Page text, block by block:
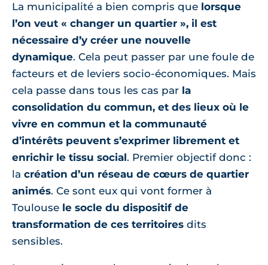
La municipalité a bien compris que lorsque
l’on veut « changer un quartier », il est
nécessaire d’y créer une nouvelle
dynamique. Cela peut passer par une foule de
facteurs et de leviers socio-économiques. Mais
cela passe dans tous les cas par la
consolidation du commun, et des lieux où le
vivre en commun et la communauté
d’intérêts peuvent s’exprimer librement et
enrichir le tissu social. Premier objectif donc :
la création d’un réseau de cœurs de quartier
animés. Ce sont eux qui vont former à
Toulouse le socle du dispositif de
transformation de ces territoires dits
sensibles.